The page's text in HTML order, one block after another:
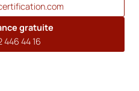
gratuite
446 44 16